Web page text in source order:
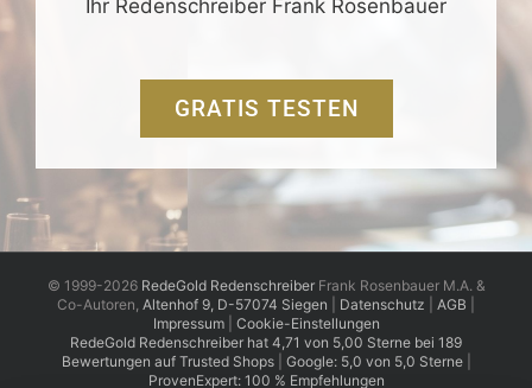
Ihr Redenschreiber Frank Rosenbauer
GRATIS TESTEN
© 1999-2026 RedeGold RedenschreiberFrank Rosenbauer M.A. &
Co-Autoren, Altenhof 9, D-57074 Siegen Datenschutz AGB
Impressum| Cookie-Einstellungen
RedeGold Redenschreiber hat 4,71 von 5,00 Sterne bei 189
Bewertungen auf Trusted Shops| Google: 5,0 von 5,0 Sterne|
ProvenExpert: 100 % Empfehlungen